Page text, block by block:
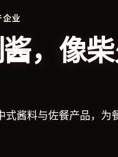
业
，像
式酱料与佐餐产品，为